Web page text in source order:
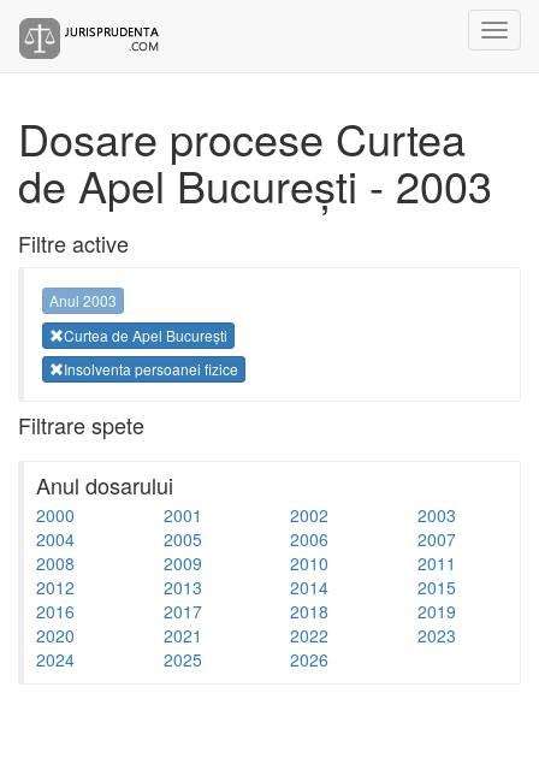
Dosare procese Curtea
de Apel București - 2003
Filtre active
Anul 2003
Curtea de Apel București
Insolventa persoanei fizice
Filtrare spete
Anul dosarului
2000 2001 2002
2003
2004
2005 2006
2007
2008
2009 2010
2011
2012
2013 2014
2015
2016
2017 2018
2019
2020
2021 2022
2023
2024
2025 2026